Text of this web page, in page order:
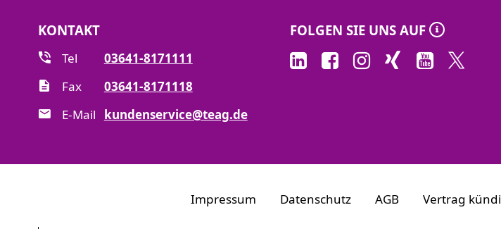
KONTAKT
Tel
03641-8171111
Fax
03641-8171118
E-Mail
kundenservice@teag.de
FOLGEN SIE UNS AUF
Impressum Datenschutz AGB Vertrag